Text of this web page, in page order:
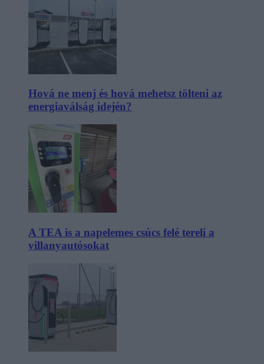
Hová ne menj és hová mehetsz tölteni az
energiaválság idején?
A TEA is a napelemes csúcs felé tereli a
villanyautósokat